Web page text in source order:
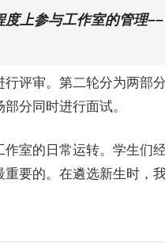
上参与工作室的管理––
评审。第二轮分为两部
分同时进行面试。
室的日常运转。学生们
要的。在遴选新生时，